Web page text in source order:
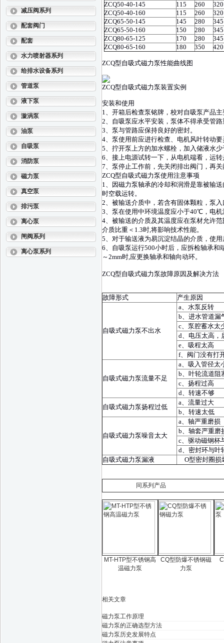
减压阀系列
配套阀门
配套
水力喷射器系列
给排水设备系列
管道泵
液下泵
漩涡泵
油泵
自吸泵
消防泵
磁力泵
真空泵
排污泵
离心泵
闸阀系列
离心泵系列
ZCQ50-40-145
115 260
320
ZCQ50-40-160
115 260
320
ZCQ65-50-145
145 280
345
ZCQ65-50-160
150 280
345
ZCQ80-65-125
170 280
345
ZCQ80-65-160
180 350 420
ZCQ型自吸式磁力泵性能曲线图
ZCQ型自吸式磁力泵装置实例
安装和使用
1、开箱后检查泵铭牌，校对自吸泵产品
2、自吸泵应水平安装，泵体不得承受管
3、泵与管路应保持良好的密封。
4、泵使用前应进行检查、电机风叶转动
5、拧开泵上方的加水螺栓，加入储液水
6、接上电源试转一下，从电机端看，运
7、泵停止工作前，先关闭排出阀门，再
ZCQ型自吸式磁力泵使用注意事项
1、因磁力泵轴承的冷却和润滑是靠被输
时空载运转。
2、被输送介质中，若含有固体颗粒，泵
3、泵在使用中环境温度应小于40℃，电
4、被输送的介质及其温度应在泵材允许
介质比重＜1.3时,将影响技术性能。
5、对于输送液为易沉淀结晶的介质，使
6、自吸泵运行500小时后，应拆检轴承和
～2mm时,应更换轴承和轴向动环。
ZCQ型自吸式磁力泵故障原因及解决方法
故障形式 产生原因
自吸式磁力泵不出水
a、水泵反转
b、进水管道漏
c、泵腔蓄水太
d、电压太高，
e、吸程太高
f、阀门没有打
自吸式磁力泵流量不足
a、吸入管径太
b、叶轮流道阻
c、扬程过高
d、转速不够
自吸式磁力泵扬程过低
a、流量过大
b、转速太低
自吸式磁力泵噪音太大
a、轴严重磨损
b、轴套严重磨
c、驱动磁钢杯
d、密封环与叶
自吸式磁力泵漏液
O型密封圈损
同系列产品
MT-HTP型不锈钢高
温磁力泵
CQ型防爆不锈钢磁
力泵
相关文章
磁力泵工作原理
磁力泵的正确选型方法
磁力泵历史发展特点